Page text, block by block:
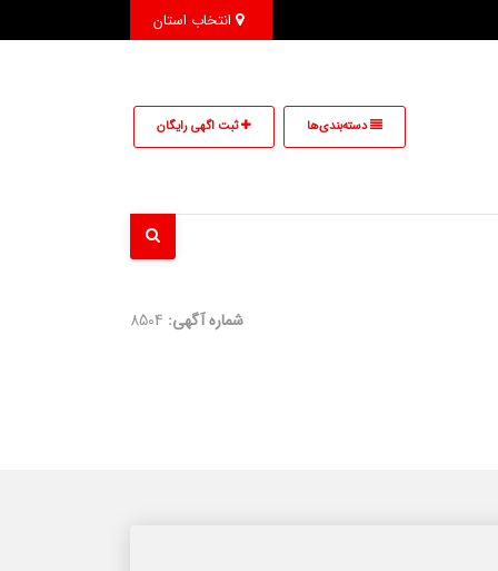
دسته‌بندی‌ها ثبت اگهی رایگان
شماره آگهی: 8504